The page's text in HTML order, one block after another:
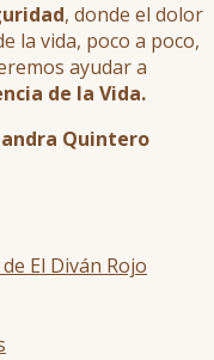
, donde el dolor
la vida, poco a poco,
ayudar a
de la Vida.
Quintero
El Diván Rojo